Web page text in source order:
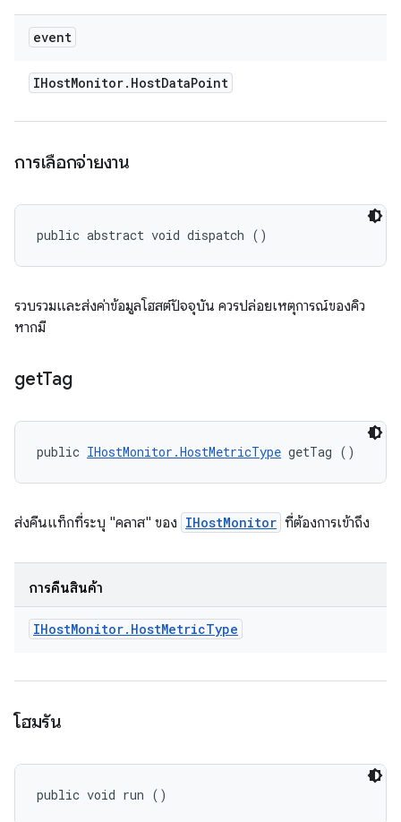
event
IHostMonitor. HostDataPoint
การเลือกจ่ายงาน
public abstract void dispatch ()
รวบรวมและส่งค่าข้อมูลโฮสต์ปัจจุบัน ควรปล่อยเหตุการณ์ของคิว
หากมี
getTag
public IHostMonitor.HostMetricType getTag ()
ส่งคืนแท็กที่ระบุ "คลาส" ของ IHostMonitor ที่ต้องการเข้าถึง
การคืนสินค้า
IHostMonitor. HostMetricType
โฮมรัน
public void run ()